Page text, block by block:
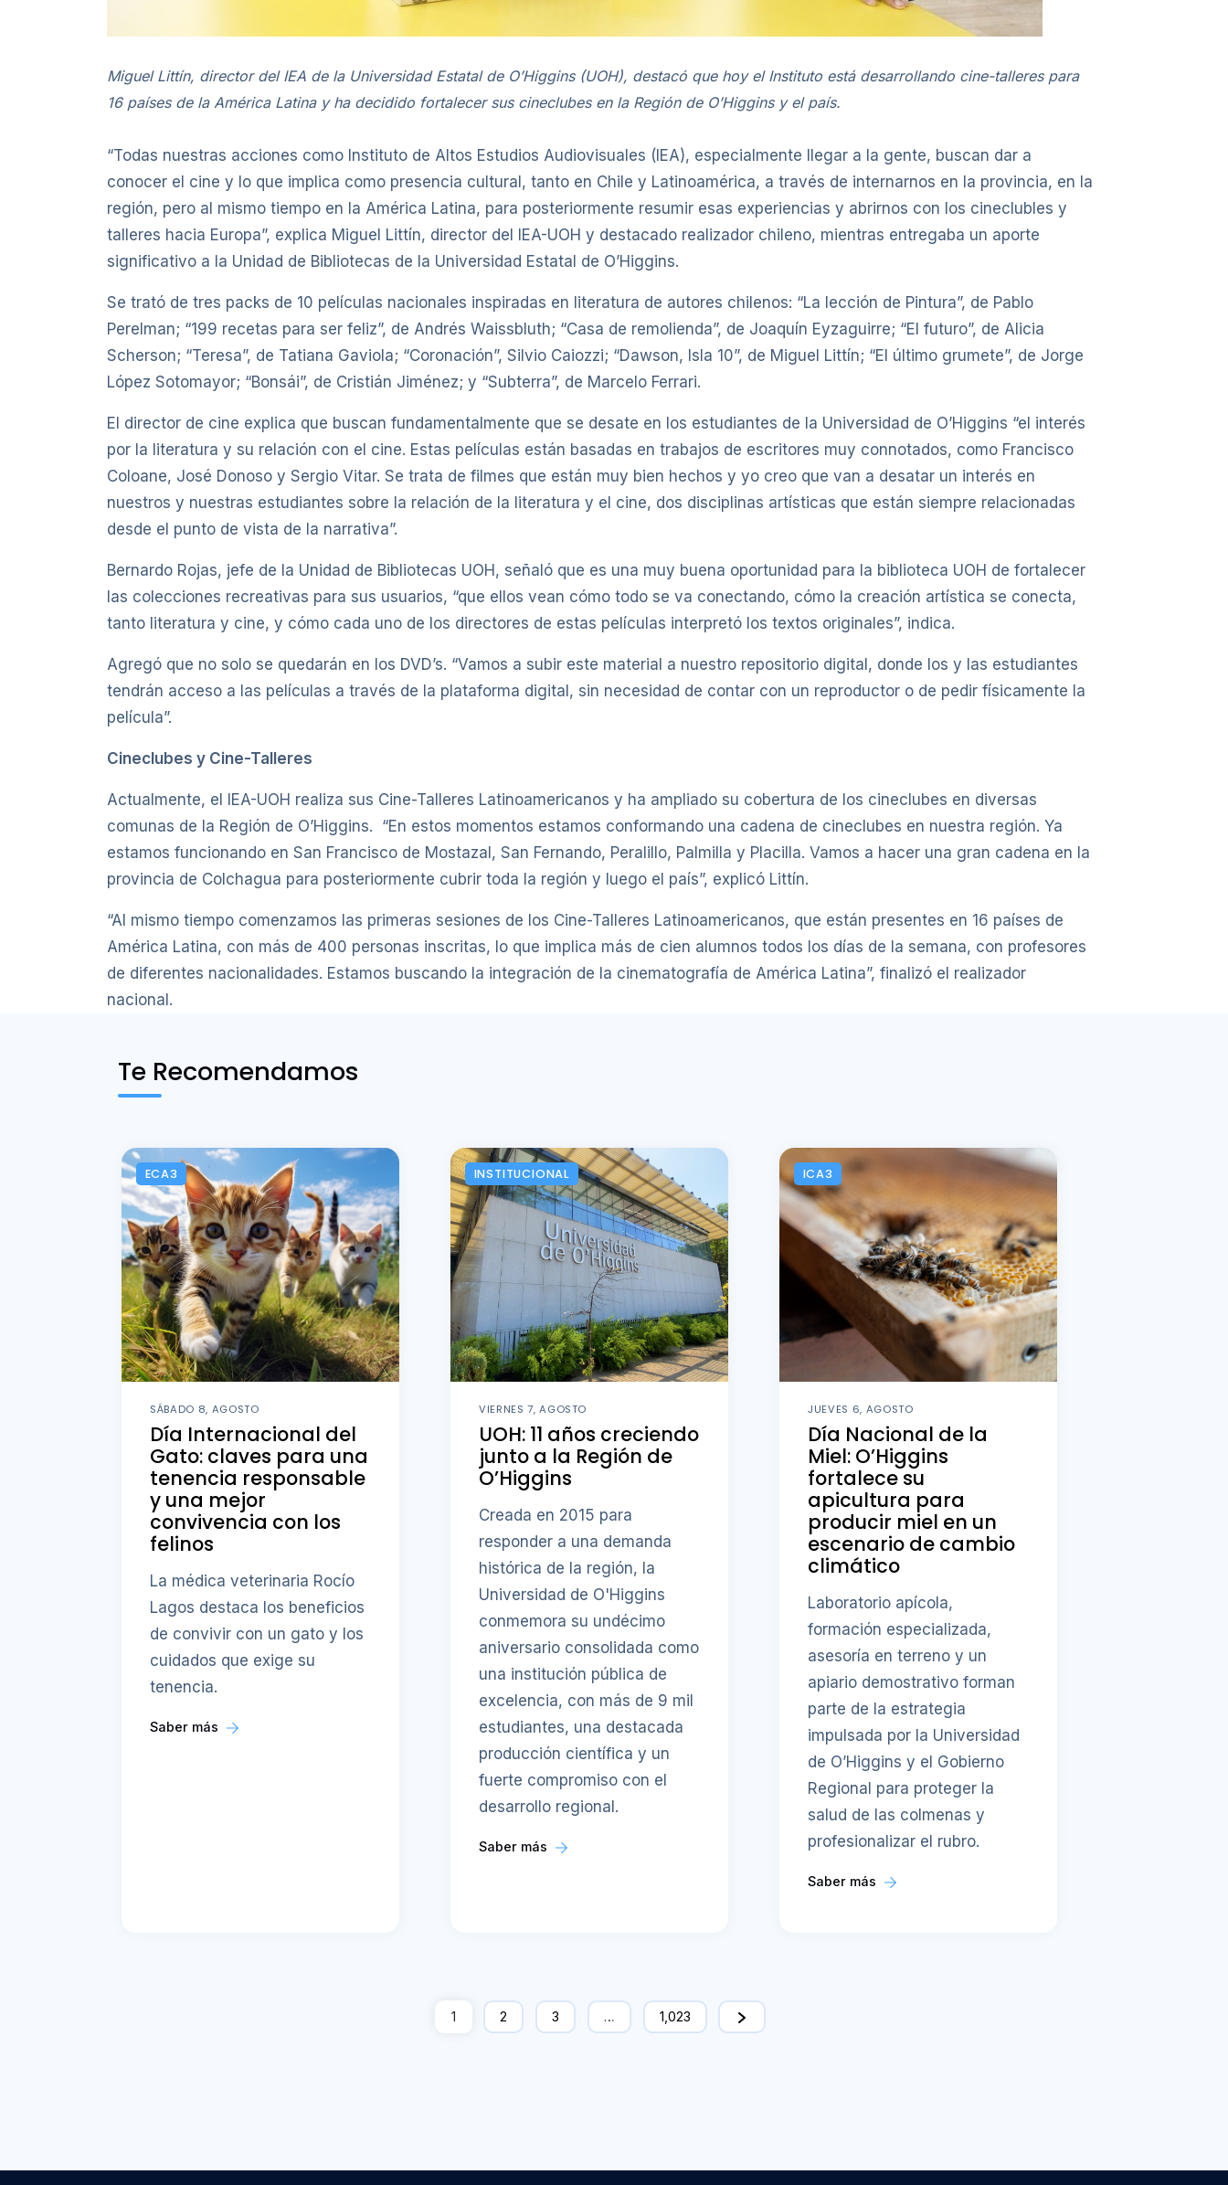
Miguel Littín, director del IEA de la Universidad Estatal de O’Higgins (UOH), destacó que hoy el Instituto está desarrollando cine-talleres para
16 países de la América Latina y ha decidido fortalecer sus cineclubes en la Región de O’Higgins y el país.
“Todas nuestras acciones como Instituto de Altos Estudios Audiovisuales (IEA), especialmente llegar a la gente, buscan dar a
conocer el cine y lo que implica como presencia cultural, tanto en Chile y Latinoamérica, a través de internarnos en la provincia, en la
región, pero al mismo tiempo en la América Latina, para posteriormente resumir esas experiencias y abrirnos con los cineclubles y
talleres hacia Europa”, explica Miguel Littín, director del IEA-UOH y destacado realizador chileno, mientras entregaba un aporte
significativo a la Unidad de Bibliotecas de la Universidad Estatal de O’Higgins.
Se trató de tres packs de 10 películas nacionales inspiradas en literatura de autores chilenos: “La lección de Pintura”, de Pablo
Perelman; “199 recetas para ser feliz”, de Andrés Waissbluth; “Casa de remolienda”, de Joaquín Eyzaguirre; “El futuro”, de Alicia
Scherson; “Teresa”, de Tatiana Gaviola; “Coronación”, Silvio Caiozzi; “Dawson, Isla 10”, de Miguel Littín; “El último grumete”, de Jorge
López Sotomayor; “Bonsái”, de Cristián Jiménez; y “Subterra”, de Marcelo Ferrari.
El director de cine explica que buscan fundamentalmente que se desate en los estudiantes de la Universidad de O’Higgins “el interés
por la literatura y su relación con el cine. Estas películas están basadas en trabajos de escritores muy connotados, como Francisco
Coloane, José Donoso y Sergio Vitar. Se trata de filmes que están muy bien hechos y yo creo que van a desatar un interés en
nuestros y nuestras estudiantes sobre la relación de la literatura y el cine, dos disciplinas artísticas que están siempre relacionadas
desde el punto de vista de la narrativa”.
Bernardo Rojas, jefe de la Unidad de Bibliotecas UOH, señaló que es una muy buena oportunidad para la biblioteca UOH de fortalecer
las colecciones recreativas para sus usuarios, “que ellos vean cómo todo se va conectando, cómo la creación artística se conecta,
tanto literatura y cine, y cómo cada uno de los directores de estas películas interpretó los textos originales”, indica.
Agregó que no solo se quedarán en los DVD’s. “Vamos a subir este material a nuestro repositorio digital, donde los y las estudiantes
tendrán acceso a las películas a través de la plataforma digital, sin necesidad de contar con un reproductor o de pedir físicamente la
película”.
Cineclubes y Cine-Talleres
Actualmente, el IEA-UOH realiza sus Cine-Talleres Latinoamericanos y ha ampliado su cobertura de los cineclubes en diversas
comunas de la Región de O’Higgins. “En estos momentos estamos conformando una cadena de cineclubes en nuestra región. Ya
estamos funcionando en San Francisco de Mostazal, San Fernando, Peralillo, Palmilla y Placilla. Vamos a hacer una gran cadena en la
provincia de Colchagua para posteriormente cubrir toda la región y luego el país”, explicó Littín.
“Al mismo tiempo comenzamos las primeras sesiones de los Cine-Talleres Latinoamericanos, que están presentes en 16 países de
América Latina, con más de 400 personas inscritas, lo que implica más de cien alumnos todos los días de la semana, con profesores
de diferentes nacionalidades. Estamos buscando la integración de la cinematografía de América Latina”, finalizó el realizador
nacional.
Te Recomendamos
ECA3
SÁBADO 8, AGOSTO
Día Internacional del
Gato: claves para una
tenencia responsable
y una mejor
convivencia con los
felinos
La médica veterinaria Rocío
Lagos destaca los beneficios
de convivir con un gato y los
cuidados que exige su
tenencia.
Saber más
INSTITUCIONAL
VIERNES 7, AGOSTO
UOH: 11 años creciendo
junto a la Región de
O’Higgins
Creada en 2015 para
responder a una demanda
histórica de la región, la
Universidad de O'Higgins
conmemora su undécimo
aniversario consolidada como
una institución pública de
excelencia, con más de 9 mil
estudiantes, una destacada
producción científica y un
fuerte compromiso con el
desarrollo regional.
Saber más
ICA3
JUEVES 6, AGOSTO
Día Nacional de la
Miel: O’Higgins
fortalece su
apicultura para
producir miel en un
escenario de cambio
climático
Laboratorio apícola,
formación especializada,
asesoría en terreno y un
apiario demostrativo forman
parte de la estrategia
impulsada por la Universidad
de O’Higgins y el Gobierno
Regional para proteger la
salud de las colmenas y
profesionalizar el rubro.
Saber más
1 2 3 … 1,023